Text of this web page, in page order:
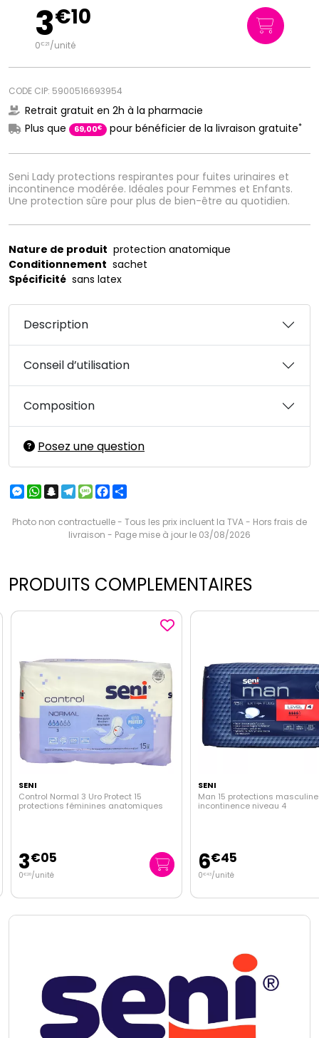
Seni Lady protections respirantes pour fuites urinaires et
incontinence modérée. Idéales pour Femmes et Enfants.
Une protection sûre pour plus de bien-être au quotidien.
3€10
0€21/unité
CODE CIP: 5900516693954
Retrait gratuit en 2h à la pharmacie
Plus que
69,00€ pour bénéficier de la livraison gratuite*
Nature de produit protection anatomique
Conditionnement sachet
Spécificité sans latex
Description
Conseil d’utilisation
Composition
Posez une question
Messenger
WhatsApp
Snapchat
Telegram
MessageFacebook
Photo non contractuelle - Tous les prix incluent la TVA - Hors frais de
livraison - Page mise à jour le 03/08/2026
PRODUITS COMPLEMENTAIRES
SENI
Control Normal 3 Uro Protect 15
protections féminines anatomiques
3€05
0€20/unité
SENI
Man 15 protections
incontinence niveau 4
6€45
0€43/unité